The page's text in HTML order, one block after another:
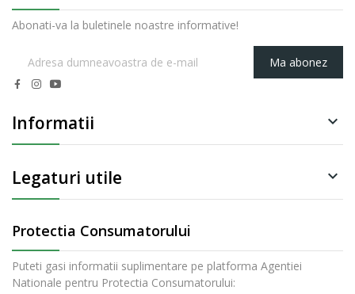
Abonati-va la buletinele noastre informative!
Ma abonez
Informatii 
Legaturi utile 
Protectia Consumatorului
Puteti gasi informatii suplimentare pe platforma Agentiei
Nationale pentru Protectia Consumatorului: